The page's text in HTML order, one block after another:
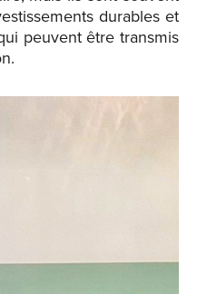
durables et
peuvent être transmis